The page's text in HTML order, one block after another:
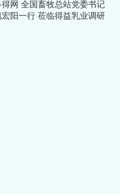
得网 全国畜牧总站党委书记
阳一行 莅临得益乳业调研